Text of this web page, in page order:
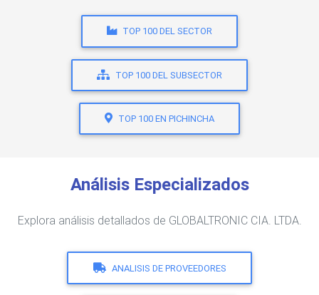
TOP 100 DEL SECTOR
TOP 100 DEL SUBSECTOR
TOP 100 EN PICHINCHA
Análisis Especializados
Explora análisis detallados de GLOBALTRONIC CIA. LTDA.
ANALISIS DE PROVEEDORES